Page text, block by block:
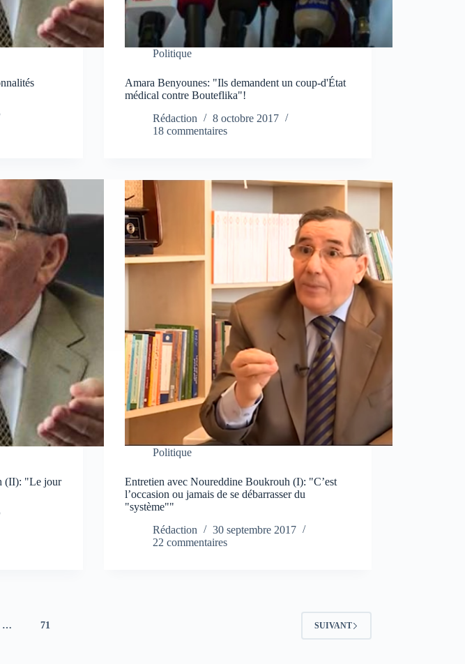
Politique
Amara Benyounes: "Ils demandent un coup-d'État
médical contre Bouteflika"!
Rédaction
8 octobre 2017
18 commentaires
(II): "Le jour
Politique
Entretien avec Noureddine Boukrouh (I): "C’est
l’occasion ou jamais de se débarrasser du
"système""
Rédaction
30 septembre 2017
22 commentaires
… 71 SUIVANT